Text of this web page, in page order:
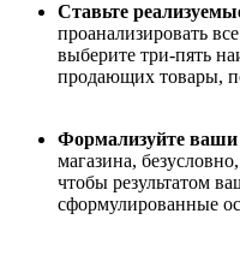
Ставьте
проанализировать
выберите три-пять
продающих товары,
Формализуйте ваши
магазина,
чтобы результатом
сформулированные